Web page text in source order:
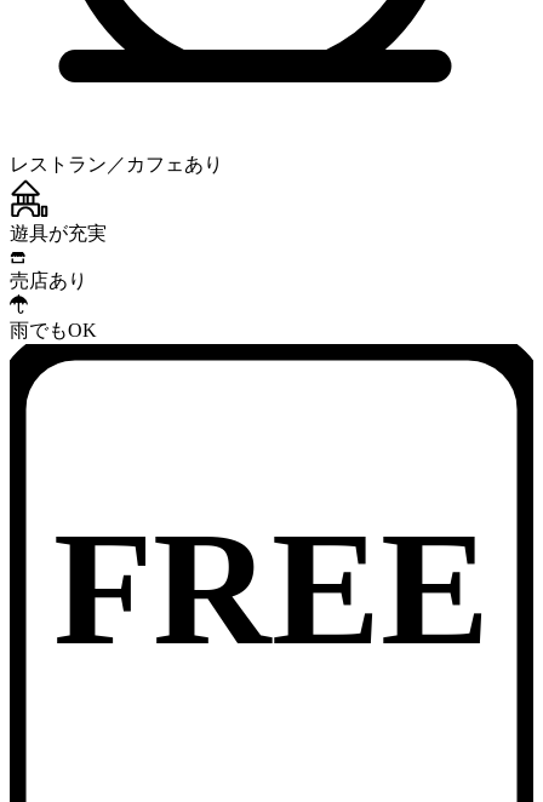
レストラン／カフェあり
遊具が充実
売店あり
雨でもOK
FREE